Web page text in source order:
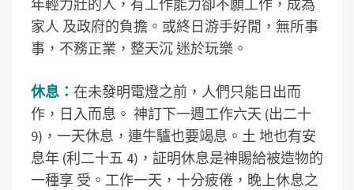
年輕力壯的人，有工作能力卻不願工作，成為
家人 及政府的負擔。或終日游手好閒，無所事
事，不務正業，整天沉 迷於玩樂。
休息： 在未發明電燈之前，人們只能日出而
作，日入而息。 神訂下一週工作六天 (出二十
9)，一天休息，連牛驢也要竭息。土 地也有安
息年 (利二十五 4)，証明休息是神賜給被造物的
一種享 受。工作一天，十分疲倦，晚上休息之